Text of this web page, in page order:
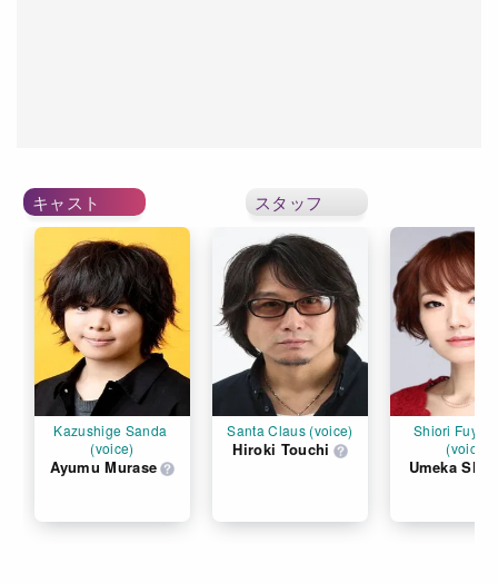
キャスト スタッフ
Kazushige Sanda
(voice)
Ayumu Murase
Santa Claus (voice)
Hiroki Touchi
Shiori
(voice)
Umeka